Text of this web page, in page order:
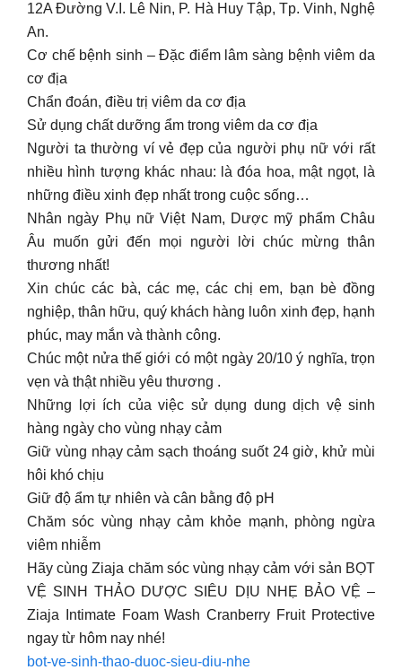
12A Đường V.I. Lê Nin, P. Hà Huy Tập, Tp. Vinh, Nghệ
An.
Cơ chế bệnh sinh – Đặc điểm lâm sàng bệnh viêm da
cơ địa
Chẩn đoán, điều trị viêm da cơ địa
Sử dụng chất dưỡng ẩm trong viêm da cơ địa
Người ta thường ví vẻ đẹp của người phụ nữ với rất
nhiều hình tượng khác nhau: là đóa hoa, mật ngọt, là
những điều xinh đẹp nhất trong cuộc sống…
Nhân ngày Phụ nữ Việt Nam, Dược mỹ phẩm Châu
Âu muốn gửi đến mọi người lời chúc mừng thân
thương nhất!
Xin chúc các bà, các mẹ, các chị em, bạn bè đồng
nghiệp, thân hữu, quý khách hàng luôn xinh đẹp, hạnh
phúc, may mắn và thành công.
Chúc một nửa thế giới có một ngày 20/10 ý nghĩa, trọn
vẹn và thật nhiều yêu thương .
Những lợi ích của việc sử dụng dung dịch vệ sinh
hàng ngày cho vùng nhạy cảm
Giữ vùng nhạy cảm sạch thoáng suốt 24 giờ, khử mùi
hôi khó chịu
Giữ độ ẩm tự nhiên và cân bằng độ pH
Chăm sóc vùng nhạy cảm khỏe mạnh, phòng ngừa
viêm nhiễm
Hãy cùng Ziaja chăm sóc vùng nhạy cảm với sản BỌT
VỆ SINH THẢO DƯỢC SIÊU DỊU NHẸ BẢO VỆ –
Ziaja Intimate Foam Wash Cranberry Fruit Protective
ngay từ hôm nay nhé!
bot-ve-sinh-thao-duoc-sieu-diu-nhe